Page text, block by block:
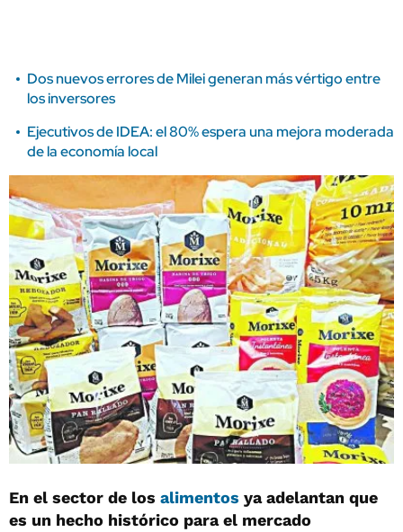
Dos nuevos errores de Milei generan más vértigo entre
los inversores
Ejecutivos de IDEA: el 80% espera una mejora moderada
de la economía local
En el sector de los alimentos ya adelantan que
es un hecho histórico para el mercado